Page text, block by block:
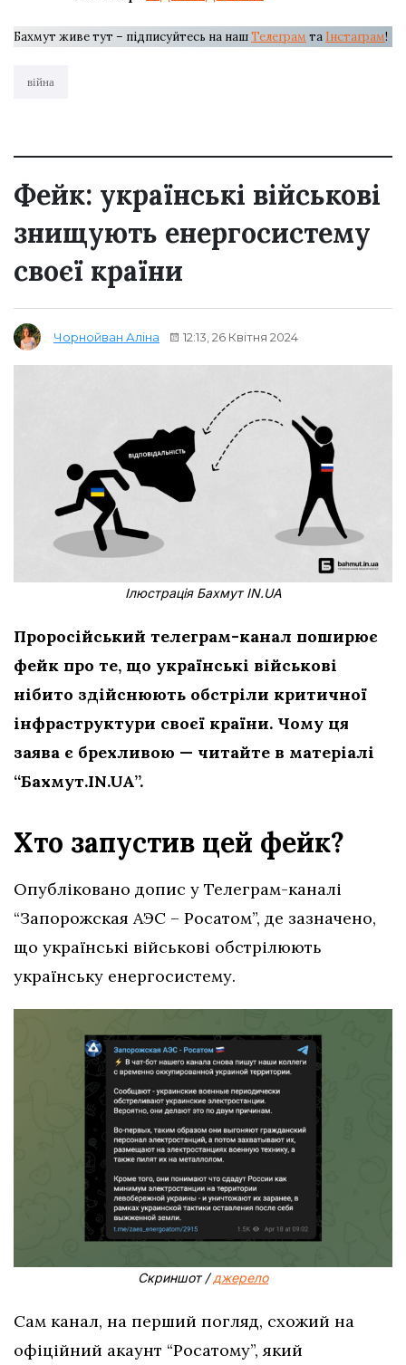
Бахмут живе тут – підписуйтесь на нашТелеграм та Інстаграм!
війна
Фейк: українські військові
знищують енергосистему
своєї країни
Чорнойван Аліна 12:13, 26 Квітня 2024
Ілюстрація Бахмут IN.UA
Проросійський телеграм-канал поширює
фейк про те, що українські військові
нібито здійснюють обстріли критичної
інфраструктури своєї країни. Чому ця
заява є брехливою — читайте в матеріалі
“Бахмут.IN.UA”.
Хто запустив цей фейк?
Опубліковано допис у Телеграм-каналі
“Запорожская АЭС – Росатом”, де зазначено,
що українські військові обстрілюють
українську енергосистему.
Скриншот /джерело
Сам канал, на перший погляд, схожий на
офіційний акаунт “Росатому”, який